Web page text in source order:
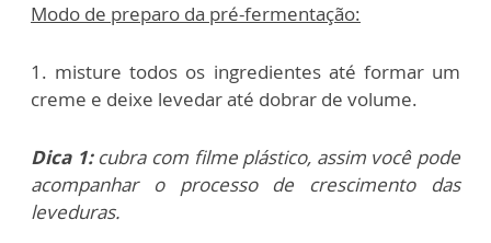
Modo de preparo da pré-fermentação:
1. misture todos os ingredientes até formar um
creme e deixe levedar até dobrar de volume.
Dica 1: cubra com filme plástico, assim você pode
acompanhar o processo de crescimento das
leveduras.